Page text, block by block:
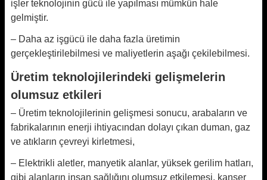
işler teknolojinin gücü ile yapılması mümkün hale
gelmiştir.
– Daha az işgücü ile daha fazla üretimin
gerçekleştirilebilmesi ve maliyetlerin aşağı çekilebilmesi.
Üretim teknolojilerindeki gelişmelerin
olumsuz etkileri
– Üretim teknolojilerinin gelişmesi sonucu, arabaların ve
fabrikalarının enerji ihtiyacından dolayı çıkan duman, gaz
ve atıkların çevreyi kirletmesi,
– Elektrikli aletler, manyetik alanlar, yüksek gerilim hatları,
gibi alanların insan sağlığını olumsuz etkilemesi, kanser